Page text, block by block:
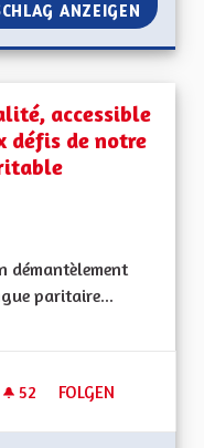
ANZEIGEN UNE
accessible
défis de notre
démantèlement
paritaire...
52 52 FOLLOWER
FOLGEN
UNE OFFRE